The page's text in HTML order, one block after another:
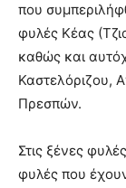
που
φυλές Κέας
καθώς και
Καστελόριζου,
Πρεσπών.
Στις ξένες
φυλές που